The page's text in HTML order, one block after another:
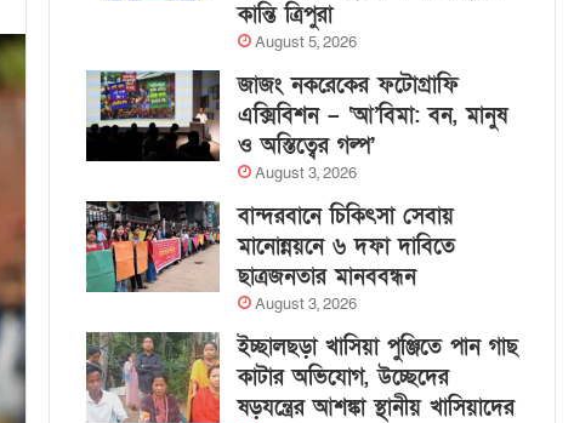
কান্তি ত্রিপুরা
August 5, 2026
জাজং নকরেকের ফটোগ্রাফি
এক্সিবিশন – ‘আ’বিমা: বন, মানুষ
ও অস্তিত্বের গল্প’
August 3, 2026
বান্দরবানে চিকিৎসা সেবায়
মানোন্নয়নে ৬ দফা দাবিতে
ছাত্রজনতার মানববন্ধন
August 3, 2026
ইচ্ছালছড়া খাসিয়া পুঞ্জিতে পান গাছ
কাটার অভিযোগ, উচ্ছেদের
ষড়যন্ত্রের আশঙ্কা স্থানীয় খাসিয়াদের